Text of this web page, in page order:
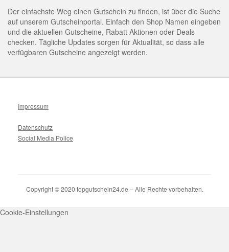
Der einfachste Weg einen Gutschein zu finden, ist über die Suche
auf unserem Gutscheinportal. Einfach den Shop Namen eingeben
und die aktuellen Gutscheine, Rabatt Aktionen oder Deals
checken. Tägliche Updates sorgen für Aktualität, so dass alle
verfügbaren Gutscheine angezeigt werden.
Impressum
Datenschutz
Social Media Police
Copyright © 2020 topgutschein24.de – Alle Rechte vorbehalten.
Cookie-Einstellungen